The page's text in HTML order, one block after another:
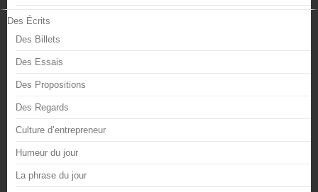
Des Écrits
Des Billets
Des Essais
Des Propositions
Des Regards
Culture d’entrepreneur
Humeur du jour
La phrase du jour